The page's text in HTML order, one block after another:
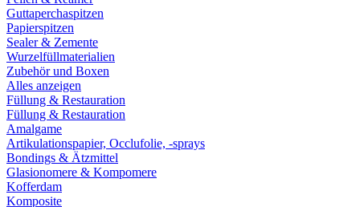
Guttaperchaspitzen
Papierspitzen
Sealer & Zemente
Wurzelfüllmaterialien
Zubehör und Boxen
Alles anzeigen
Füllung & Restauration
Füllung & Restauration
Amalgame
Artikulationspapier, Occlufolie, -sprays
Bondings & Ätzmittel
Glasionomere & Kompomere
Kofferdam
Komposite